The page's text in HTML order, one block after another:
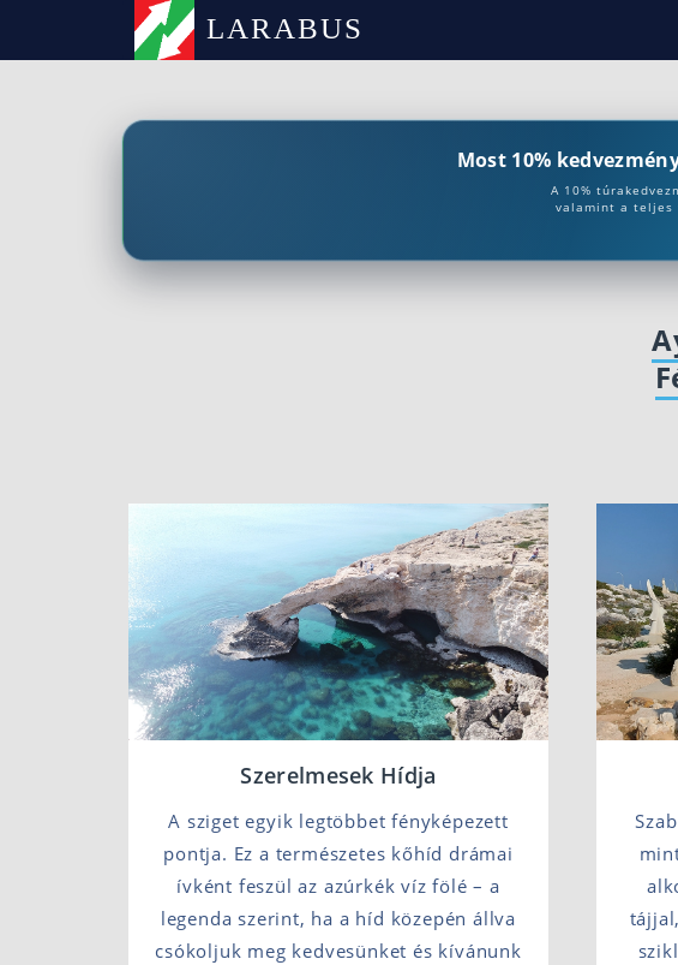
LARABUS
Most 10%
A 10%
valamint a teljes
Szerelmesek Hídja
A sziget egyik legtöbbet fényképezett
pontja. Ez a természetes kőhíd drámai
ívként feszül az azúrkék víz fölé – a
legenda szerint, ha a híd közepén állva
csókoljuk meg kedvesünket és kívánunk